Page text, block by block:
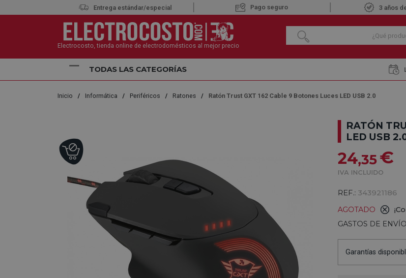
Entrega estándar/especial Pago seguro 3 años
Electrocosto, tienda online de electrodomésticos al mejor precio
TODAS LAS CATEGORÍAS
Inicio Informática Periféricos Ratones Ratón Trust GXT 162 Cable 9 Botones Luces LED USB 2.0
RATÓN
LED USB
24,35€
IVA INCLUIDO
REF.: 343921186
AGOTADO
GASTOS DE
Garantías